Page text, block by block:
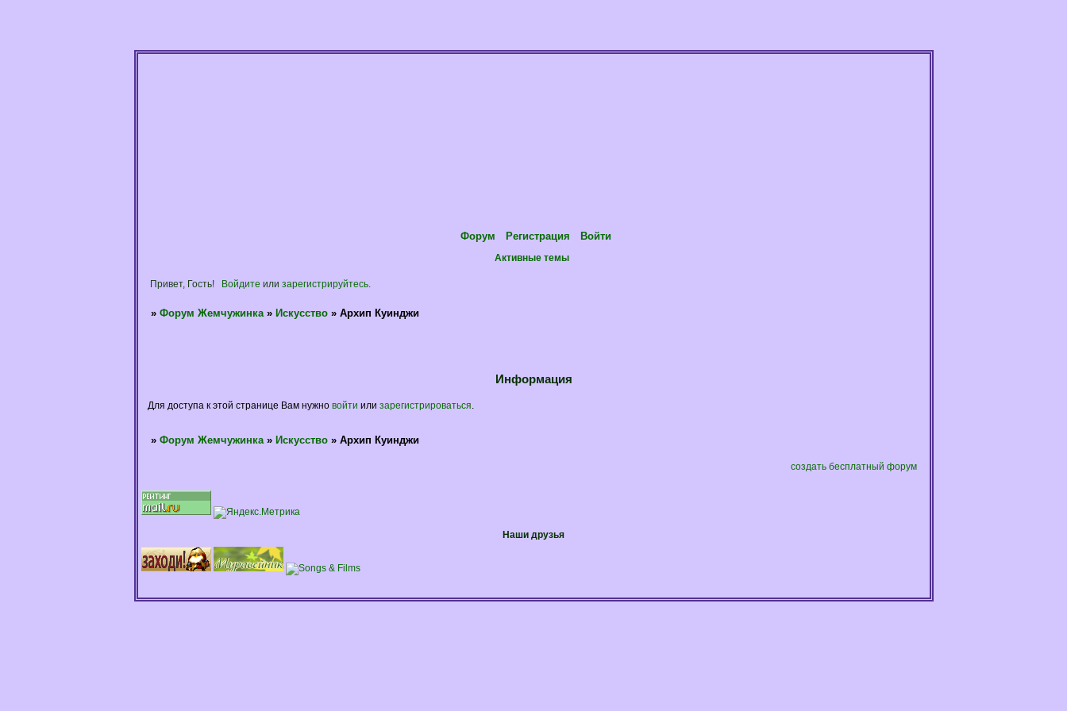
Форум Регистрация Войти
Активные темы
Привет, Гость! Войдите илизарегистрируйтесь
»Форум Жемчужинка » Искусство »Архип Куинджи
Информация
Для доступа к этой странице Вам нужно войти или зарегистрироваться
»Форум Жемчужинка »Искусство »Архип Куинджи
создать бесплатный форум
Наши друзья